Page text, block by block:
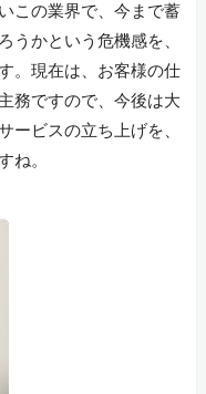
この業界で、今まで蓄
うかという危機感を、
。現在は、お客様の仕
務ですので、今後は大
ービスの立ち上げを、
ね。